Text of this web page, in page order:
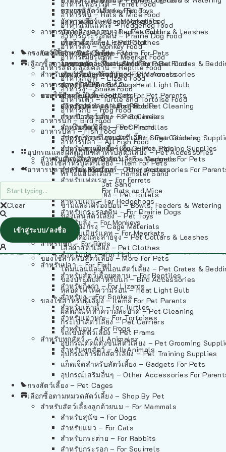
อาหารเฟอร์เร็ต – Ferret Food
อาหารหนู – Rats & Mice Food
อาหารเม่นแคระ – Hedgehog Food
อาหารกระรอกดิน – Prairie Dog Food
อาหารลิง – Monkey Food
อาหารเมียร์แคท – Meerkat Food
อาหารสัตว์เลี้อยคลาน – Reptile Food
อาหารกิ้งก่า – Lizard Food
อาหารงู – Snake Food
อาหารเต่า – Turtle and Tortoise Food
อาหารกบ – Frog Food
อาหารนก – Bird Food
อาหารปลา – Fish Food
อาหารปลา – All Fish Food
อุปกรณและผลิตภัณฑ์สำหรับสัตว์เลี้ยง – Pet Accessories
ของใช้สำหรับสัตว์เลี้ยง – Item For Pets
ทรายแฮมสเตอร์ – Hamster Sand
ทรายแมว – Cat Sand
ห้องน้ำสัตว์เลี้ยง – Pet Toilets
ชามและเครื่องป้อน – Bowls, Feeders & Watering
ของเล่นสัตว์เลี้ยง – Pet Toys
วัสดุรองกรง – Cage Materials
ปลอกคอและสายจูง – Pet Collars & Leashes
เสื้อผ้าสัตว์เลี้ยง – Pet Clothes
ของใช้สำหรับสัตว์เลี้ยง – More For Pets
โดมนอนและที่นอนสัตว์เลี้ยง – Pet Crates &
ของประดับสำหรับนก – Bird Accessories
หลอดไฟให้ความร้อน – Heat Light Bulb
ของใช้สำหรับผู้เลี้ยง – Items For Pet Parents
ผลิตภัณฑ์ทำความสะอาด – Pet Cleaning
กระเป๋าสัตว์เลี้ยง – Pet Carriers
รถเข็นสัตว์เลี้ยง – Pet Prams
อุปกรณ์ตัดแต่งขนสัตว์เลี้ยง – Pet Grooming
อุปกรณ์การฝึกสัตว์เลี้ยง – Pet Training Supplies
แก็ดเจ็ตสำหรับสัตว์เลี้ยง – Gadgets For Pets
อุปกรณ์เสริมอื่นๆ – Other Accessories For
กรงสัตว์เลี้ยง – Pet Cages
เลือกซื้อตามหมวดสัตว์เลี้ยง – Shop By Pet
สำหรับสัตว์เลี้ยงลูกด้วยนม – For Mammals
สำหรับสุนัข – For Dogs
สำหรับแมว – For Cats
สำหรับกระต่าย – For Rabbits
สำหรับกระรอก – For Squirrels
อาหารลิง – Monkey Food
อาหารเมียร์แคท – Meerkat Food
อาหารสัตว์เลี้อยคลาน – Reptile Food
อาหารกิ้งก่า – Lizard Food
อาหารงู – Snake Food
อาหารเต่า – Turtle and Tortoise Food
อาหารกบ – Frog Food
อาหารนก – Bird Food
อาหารปลา – Fish Food
อาหารปลา – All Fish Food
ของเล่นสัตว์เลี้ยง – Pet Toys
วัสดุรองกรง – Cage Materials
ปลอกคอและสายจูง – Pet Collars & Leashes
เสื้อผ้าสัตว์เลี้ยง – Pet Clothes
ของใช้สำหรับสัตว์เลี้ยง – More For Pets
โดมนอนและที่นอนสัตว์เลี้ยง – Pet Crates &
ของประดับสำหรับนก – Bird Accessories
หลอดไฟให้ความร้อน – Heat Light Bulb
ของใช้สำหรับผู้เลี้ยง – Items For Pet Parents
ผลิตภัณฑ์ทำความสะอาด – Pet Cleaning
กระเป๋าสัตว์เลี้ยง – Pet Carriers
รถเข็นสัตว์เลี้ยง – Pet Prams
อุปกรณ์ตัดแต่งขนสัตว์เลี้ยง – Pet Grooming
อุปกรณ์การฝึกสัตว์เลี้ยง – Pet Training Supplies
แก็ดเจ็ตสำหรับสัตว์เลี้ยง – Gadgets For Pets
อุปกรณ์เสริมอื่นๆ – Other Accessories For
กรงสัตว์เลี้ยง – Pet Cages
เลือกซื้อตามหมวดสัตว์เลี้ยง – Shop By Pet
สำหรับสัตว์เลี้ยงลูกด้วยนม – For Mammals
สำหรับสุนัข – For Dogs
สำหรับแมว – For Cats
สำหรับกระต่าย – For Rabbits
สำหรับกระรอก – For Squirrels
สำหรับชินชิล่า – For Chinchillas
สำหรับชูการ์ไกลเดอร์ – For Sugar Gliders
สำหรับหนูแกสบี้ – For Guinea Pigs
สำหรับสัตว์เลี้ยงลูกด้วยนม – For Mammals
สำหรับแฮมสเตอร์ – For Hamsters
สำหรับเฟอเรท – For Ferrets
สำหรับหนู – For Rats and Mice
สำหรับเม่น – For Hedgehogs
สำหรับกระรอกดิน – For Prairie Dogs
สำหรับลิง – For Monkeys
สำหรับเมียร์แคท – For Meerkats
สำหรับนก – For Birds
สำหรับปลา – For Fish
สำหรับปลา – For Fish
สำหรับสัตว์เลื้อยคลาน – For Reptiles
สำหรับกิ้งก่า – For Lizards
สำหรับงู – For Snakes
สำหรับเต่าน้ำ – For Turtles
สำหรับเต่าบก – For Tortoises
สำหรับกบ – For Frogs
สำหรับทุกสัตว์ – All Animals
สำหรับทุกสัตว์ – All Animals
อาหารปลา – Fish Food
Clear
เข้าสู่ระบบ/ลงชื่อ